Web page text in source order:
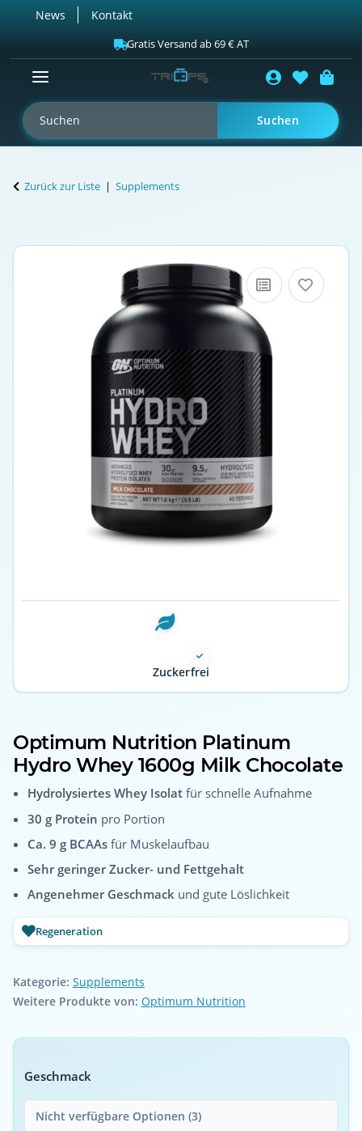
News Kontakt
Gratis Versand ab 69 € AT
Suchen
Zurück zur Liste Supplements
Zuckerfrei
Optimum Nutrition Platinum
Hydro Whey 1600g Milk Chocolate
Hydrolysiertes Whey Isolat für schnelle Aufnahme
30 g Protein pro Portion
Ca. 9 g BCAAs für Muskelaufbau
Sehr geringer Zucker- und Fettgehalt
Angenehmer Geschmack und gute Löslichkeit
Regeneration
Kategorie: Supplements
Weitere Produkte von: Optimum Nutrition
Geschmack
Nicht verfügbare Optionen (3)